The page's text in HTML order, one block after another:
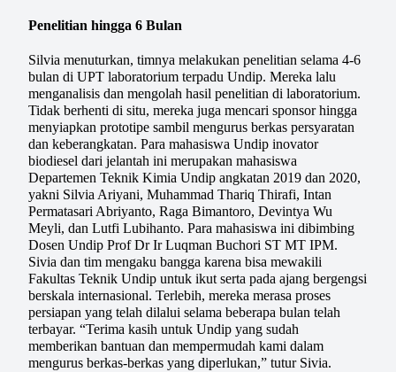
Penelitian hingga 6 Bulan
Silvia menuturkan, timnya melakukan penelitian selama 4-6
bulan di UPT laboratorium terpadu Undip. Mereka lalu
menganalisis dan mengolah hasil penelitian di laboratorium.
Tidak berhenti di situ, mereka juga mencari sponsor hingga
menyiapkan prototipe sambil mengurus berkas persyaratan
dan keberangkatan. Para mahasiswa Undip inovator
biodiesel dari jelantah ini merupakan mahasiswa
Departemen Teknik Kimia Undip angkatan 2019 dan 2020,
yakni Silvia Ariyani, Muhammad Thariq Thirafi, Intan
Permatasari Abriyanto, Raga Bimantoro, Devintya Wu
Meyli, dan Lutfi Lubihanto. Para mahasiswa ini dibimbing
Dosen Undip Prof Dr Ir Luqman Buchori ST MT IPM.
Sivia dan tim mengaku bangga karena bisa mewakili
Fakultas Teknik Undip untuk ikut serta pada ajang bergengsi
berskala internasional. Terlebih, mereka merasa proses
persiapan yang telah dilalui selama beberapa bulan telah
terbayar. “Terima kasih untuk Undip yang sudah
memberikan bantuan dan mempermudah kami dalam
mengurus berkas-berkas yang diperlukan,” tutur Sivia.